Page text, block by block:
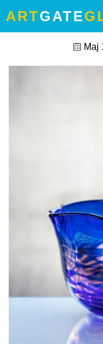
ARTGATE
Maj